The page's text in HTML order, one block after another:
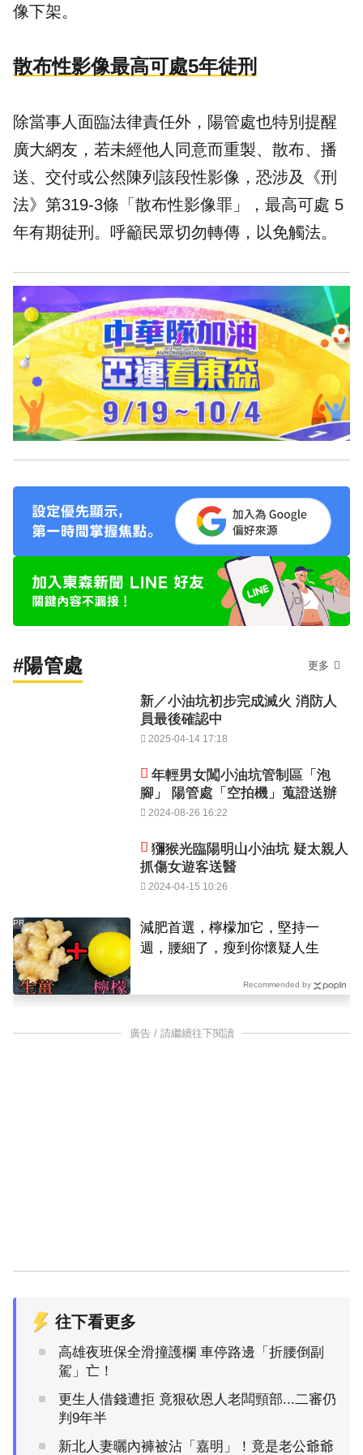
像下架。
散布性影像最高可處5年徒刑
除當事人面臨法律責任外，陽管處也特別提醒
廣大網友，若未經他人同意而重製、散布、播
送、交付或公然陳列該段性影像，恐涉及《刑
法》第319-3條「散布性影像罪」，最高可處 5
年有期徒刑。呼籲民眾切勿轉傳，以免觸法。
#陽管處 更多
新／小油坑初步完成滅火 消防人
員最後確認中
2025-04-14 17:18
年輕男女闖小油坑管制區「泡
腳」 陽管處「空拍機」蒐證送辦
2024-08-26 16:22
獼猴光臨陽明山小油坑 疑太親人
抓傷女遊客送醫
2024-04-15 10:26
減肥首選，檸檬加它，堅持一
週，腰細了，瘦到你懷疑人生
PR
Recommended by
廣告 / 請繼續往下閱讀
往下看更多
高雄夜班保全滑撞護欄 車停路邊「折腰倒副
駕」亡！
更生人借錢遭拒 竟狠砍恩人老闆頸部...二審仍
判9年半
新北人妻曬內褲被沾「嘉明」！竟是老公爺爺